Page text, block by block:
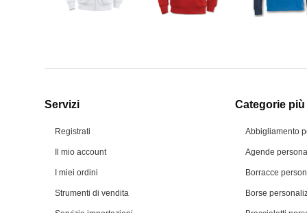
Servizi
Registrati
Il mio account
I miei ordini
Strumenti di vendita
Categorie
Abbigliamento
Agende
Borracce
Borse